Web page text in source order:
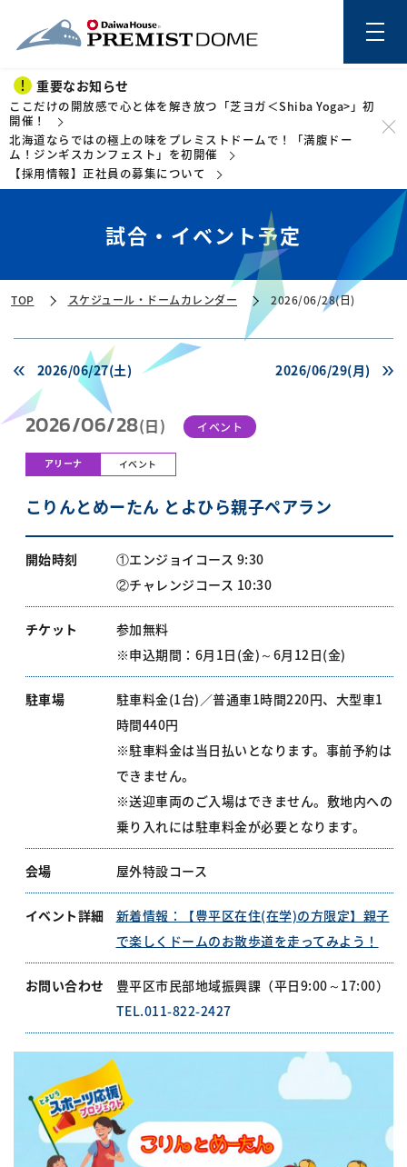
このページの本文を読む
重要なお知らせ
ここだけの開放感で心と体を解き放つ「芝ヨガ＜Shiba Yoga>」初
開催！
北海道ならではの極上の味をプレミストドームで！「満腹ドー
ム！ジンギスカンフェスト」を初開催
【採用情報】正社員の募集について
試合・イベント予定
TOP スケジュール・ドームカレンダー 2026/06/28(日)
2026/06/27(土) 2026/06/29(月)
2026/06/28(日) イベント
アリーナ イベント
こりんとめーたん とよひら親子ペアラン
開始時刻
①エンジョイコース 9:30
②チャレンジコース 10:30
チケット
参加無料
※申込期間：6月1日(金)～6月12日(金)
駐車場
駐車料金(1台)／普通車1時間220円、大型車1
時間440円
※駐車料金は当日払いとなります。事前予約は
できません。
※送迎車両のご入場はできません。敷地内への
乗り入れには駐車料金が必要となります。
会場 屋外特設コース
イベント詳細
新着情報：【豊平区在住(在学)の方限定】親子
で楽しくドームのお散歩道を走ってみよう！
お問い合わせ
豊平区市民部地域振興課（平日9:00～17:00）
TEL.011-822-2427